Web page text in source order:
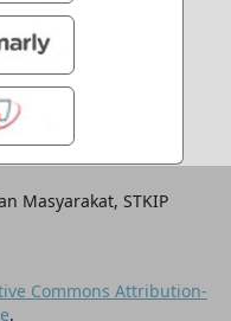
Masyarakat, STKIP
Commons Attribution-
.